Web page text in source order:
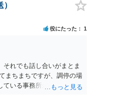
役にたった 1
れでも話し合いがまとま
まちまちですが、調停の場
ている事務所が多いように